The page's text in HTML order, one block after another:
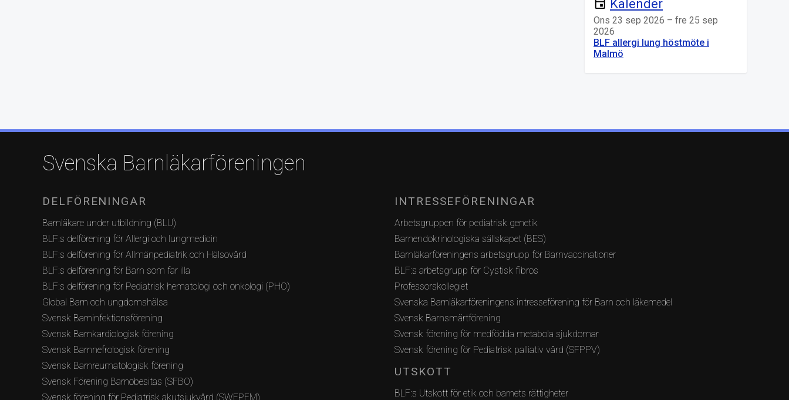
event Kalender
Ons 23 sep 2026 – fre 25 sep
2026
BLF allergi lung höstmöte i
Malmö
Svenska Barnläkarföreningen
DELFÖRENINGAR
Barnläkare under utbildning (BLU)
BLF:s delförening för Allergi och lungmedicin
BLF:s delförening för Allmänpediatrik och Hälsovård
BLF:s delförening för Barn som far illa
BLF:s delförening för Pediatrisk hematologi och onkologi (PHO)
Global Barn och ungdomshälsa
Svensk Barninfektionsförening
Svensk Barnkardiologisk förening
Svensk Barnnefrologisk förening
Svensk Barnreumatologisk förening
Svensk Förening Barnobesitas (SFBO)
Svensk förening för Pediatrisk akutsjukvård (SWEPEM)
INTRESSEFÖRENINGAR
Arbetsgruppen för pediatrisk genetik
Barnendokrinologiska sällskapet (BES)
Barnläkarföreningens arbetsgrupp för Barnvaccinationer
BLF:s arbetsgrupp för Cystisk fibros
Professorskollegiet
Svenska Barnläkarföreningens intresseförening för Barn och läkemedel
Svensk Barnsmärtförening
Svensk förening för medfödda metabola sjukdomar
Svensk förening för Pediatrisk palliativ vård (SFPPV)
UTSKOTT
BLF:s Utskott för etik och barnets rättigheter